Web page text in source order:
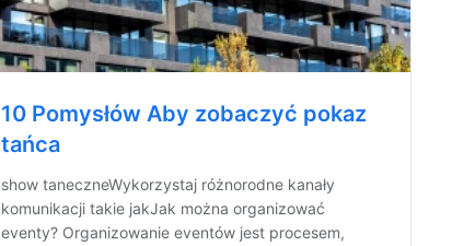
10 Pomysłów Aby zobaczyć pokaz
tańca
show taneczneWykorzystaj różnorodne kanały
komunikacji takie jakJak można organizować
eventy? Organizowanie eventów jest procesem,